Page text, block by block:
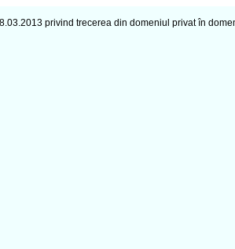
privind trecerea din domeniul privat în